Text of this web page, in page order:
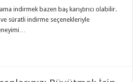
indirmek bazen baş karıştırıcı olabilir.
süratli indirme seçenekleriyle